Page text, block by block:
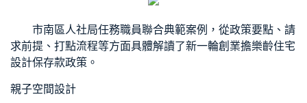
市南區人社局任務職員聯合典範案例，從政策要點、請
求前提、打點流程等方面具體解讀了新一輪創業擔樂齡住宅
設計保存款政策。
親子空間設計